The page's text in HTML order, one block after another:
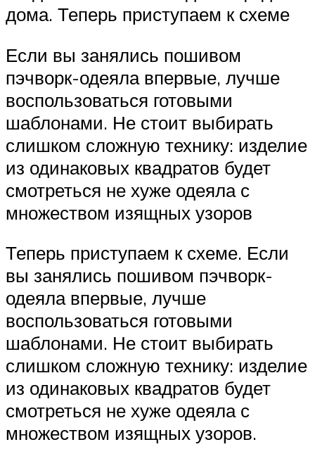
дома. Теперь приступаем к схеме
Если вы занялись пошивом
пэчворк-одеяла впервые, лучше
воспользоваться готовыми
шаблонами. Не стоит выбирать
слишком сложную технику: изделие
из одинаковых квадратов будет
смотреться не хуже одеяла с
множеством изящных узоров
Теперь приступаем к схеме. Если
вы занялись пошивом пэчворк-
одеяла впервые, лучше
воспользоваться готовыми
шаблонами. Не стоит выбирать
слишком сложную технику: изделие
из одинаковых квадратов будет
смотреться не хуже одеяла с
множеством изящных узоров.